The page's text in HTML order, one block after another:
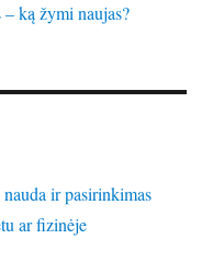
ką žymi naujas?
ir pasirinkimas
ar fizinėje